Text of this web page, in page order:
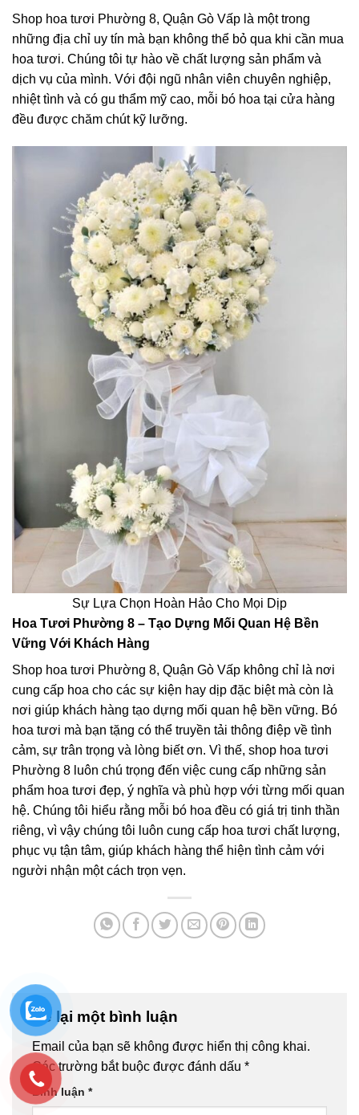
Shop hoa tươi Phường 8, Quận Gò Vấp là một trong
những địa chỉ uy tín mà bạn không thể bỏ qua khi cần mua
hoa tươi. Chúng tôi tự hào về chất lượng sản phẩm và
dịch vụ của mình. Với đội ngũ nhân viên chuyên nghiệp,
nhiệt tình và có gu thẩm mỹ cao, mỗi bó hoa tại cửa hàng
đều được chăm chút kỹ lưỡng.
Sự Lựa Chọn Hoàn Hảo Cho Mọi Dịp
Hoa Tươi Phường 8 – Tạo Dựng Mối Quan Hệ Bền
Vững Với Khách Hàng
Shop hoa tươi Phường 8, Quận Gò Vấp không chỉ là nơi
cung cấp hoa cho các sự kiện hay dịp đặc biệt mà còn là
nơi giúp khách hàng tạo dựng mối quan hệ bền vững. Bó
hoa tươi mà bạn tặng có thể truyền tải thông điệp về tình
cảm, sự trân trọng và lòng biết ơn. Vì thế, shop hoa tươi
Phường 8 luôn chú trọng đến việc cung cấp những sản
phẩm hoa tươi đẹp, ý nghĩa và phù hợp với từng mối quan
hệ. Chúng tôi hiểu rằng mỗi bó hoa đều có giá trị tinh thần
riêng, vì vậy chúng tôi luôn cung cấp hoa tươi chất lượng,
phục vụ tận tâm, giúp khách hàng thể hiện tình cảm với
người nhận một cách trọn vẹn.
Để lại một bình luận
Email của bạn sẽ không được hiển thị công khai.
Các trường bắt buộc được đánh dấu *
Bình luận *